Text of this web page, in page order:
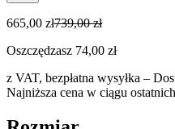
665,00 zł739,00 zł
Oszczędzasz 74,00 zł
z VAT, bezpłatna wysyłka –
Najniższa cena w ciągu